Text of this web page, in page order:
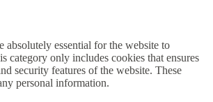
absolutely essential for the website to
category only includes cookies that ensures
security features of the website. These
personal information.